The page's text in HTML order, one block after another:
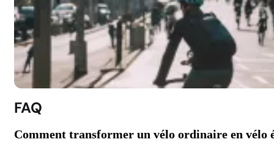
FAQ
Comment transformer un vélo ordinaire en vélo